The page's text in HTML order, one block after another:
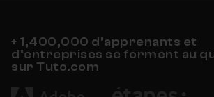
+ 1,400,000 d’apprenants et
d’entreprises se forment au
sur Tuto.com